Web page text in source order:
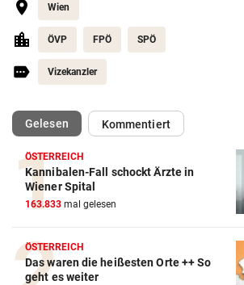
Wien
ÖVP FPÖ SPÖ
Vizekanzler
Gelesen(ausgewählt)Kommentiert
ÖSTERREICH
Kannibalen-Fall schockt Ärzte in
Wiener Spital
163.833 mal gelesen
ÖSTERREICH
Das waren die heißesten Orte ++ So
geht es weiter